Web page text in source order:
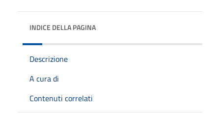
INDICE DELLA PAGINA
Descrizione
A cura di
Contenuti correlati